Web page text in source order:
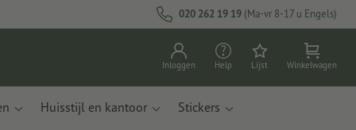
020 262 19 19 (Ma-vr 8-17 u Engels)
Inloggen Help Lijst Winkelwagen
Huisstijl en kantoor Stickers